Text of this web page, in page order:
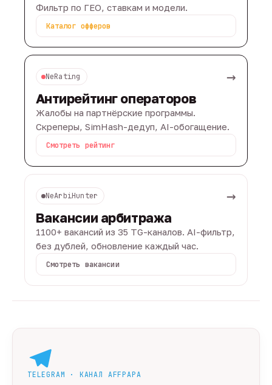
Фильтр по ГЕО, ставкам и модели.
Каталог офферов
NeRating →
Антирейтинг операторов
Жалобы на партнёрские программы.
Скреперы, SimHash-дедуп, AI-обогащение.
Смотреть рейтинг
NeArbiHunter →
Вакансии арбитража
1100+ вакансий из 35 TG-каналов. AI-фильтр,
без дублей, обновление каждый час.
Смотреть вакансии
TELEGRAM · КАНАЛ AFFPAPA